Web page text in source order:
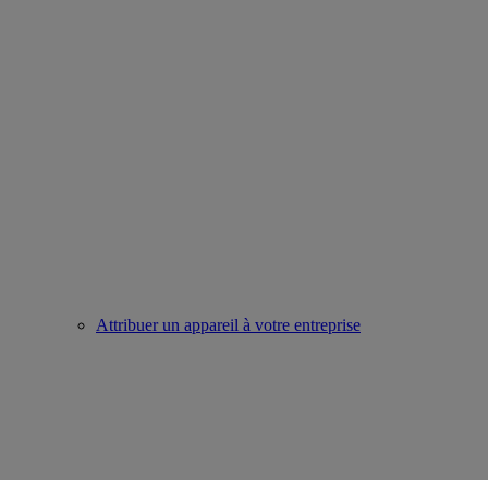
Attribuer un appareil à votre entreprise